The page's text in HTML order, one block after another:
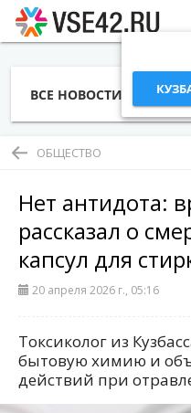
ВСЕ НОВОСТИ СТАТЬИ
ОБЩЕСТВО
Нет антидота:
рассказал о
капсул для
20 апреля 2026 г., 05:16
Токсиколог из
бытовую химию и
действий при